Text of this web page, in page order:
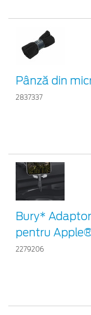
Pânză din
2837337
Bury*
pentru
2279206